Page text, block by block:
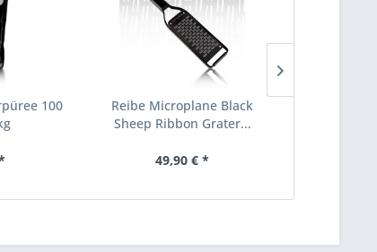
100
Reibe Microplane Black
Sheep Ribbon Grater...
49,90 € *